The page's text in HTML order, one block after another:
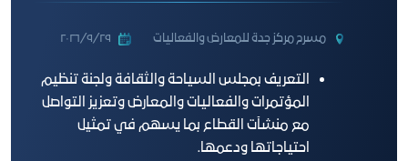
مسرح مركز جدة للمعارض والفعاليات ٢٩‏/٩‏/٢٠٢٦
التعريف بمجلس السياحة والثقافة ولجنة تنظيم
المؤتمرات والفعاليات والمعارض وتعزيز التواصل
مع منشآت القطاع بما يسهم في تمثيل
احتياجاتها ودعمها.